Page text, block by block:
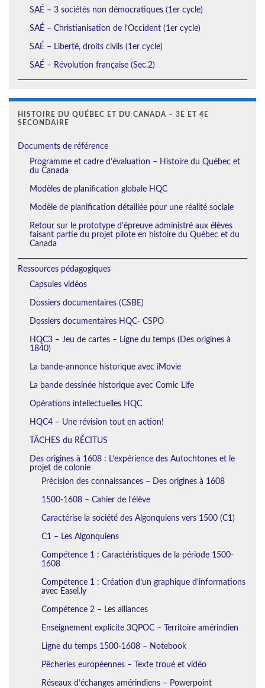
SAÉ – 3 sociétés non démocratiques (1er cycle)
SAÉ – Christianisation de l’Occident (1er cycle)
SAÉ – Liberté, droits civils (1er cycle)
SAÉ – Révolution française (Sec.2)
HISTOIRE DU QUÉBEC ET DU CANADA – 3E ET 4E
SECONDAIRE
Documents de référence
Programme et cadre d’évaluation – Histoire du Québec et
du Canada
Modèles de planification globale HQC
Modèle de planification détaillée pour une réalité sociale
Retour sur le prototype d’épreuve administré aux élèves
faisant partie du projet pilote en histoire du Québec et du
Canada
Ressources pédagogiques
Capsules vidéos
Dossiers documentaires (CSBE)
Dossiers documentaires HQC- CSPO
HQC3 – Jeu de cartes – Ligne du temps (Des origines à
1840)
La bande-annonce historique avec iMovie
La bande dessinée historique avec Comic Life
Opérations intellectuelles HQC
HQC4 – Une révision tout en action!
TÂCHES du RÉCITUS
Des origines à 1608 : L’expérience des Autochtones et le
projet de colonie
Précision des connaissances – Des origines à 1608
1500-1608 – Cahier de l’élève
Caractérise la société des Algonquiens vers 1500 (C1)
C1 – Les Algonquiens
Compétence 1 : Caractéristiques de la période 1500-
1608
Compétence 1 : Création d’un graphique d’informations
avec Easel.ly
Compétence 2 – Les alliances
Enseignement explicite 3QPOC – Territoire amérindien
Ligne du temps 1500-1608 – Notebook
Pêcheries européennes – Texte troué et vidéo
Réseaux d’échanges amérindiens – Powerpoint